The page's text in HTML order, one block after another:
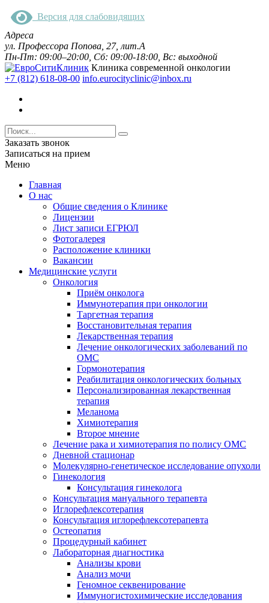
Версия для слабовидящих
Адреса
ул. Профессора Попова, 27, лит.А
Пн-Пт: 09:00–20:00, Сб: 09:00-18:00, Вс: выходной
Клиника современной онкологии
+7 (812) 618-08-00 info.eurocityclinic@inbox.ru
Заказать звонок
Записаться на прием
Меню
Главная
О нас
Общие сведения о Клинике
Лицензии
Лист записи ЕГРЮЛ
Фотогалерея
Расположение клиники
Вакансии
Медицинские услуги
Онкология
Приём онколога
Иммунотерапия при онкологии
Таргетная терапия
Восстановительная терапия
Лекарственная терапия
Лечение онкологических заболеваний по
ОМС
Гормонотерапия
Реабилитация онкологических больных
Персонализированная лекарственная
терапия
Меланома
Химиотерапия
Второе мнение
Лечение рака и химиотерапия по полису ОМС
Дневной стационар
Молекулярно-генетическое исследование опухоли
Гинекология
Консультация гинеколога
Консультация мануального терапевта
Иглорефлексотерапия
Консультация иглорефлексотерапевта
Остеопатия
Процедурный кабинет
Лабораторная диагностика
Анализы крови
Анализ мочи
Геномное секвенирование
Иммуногистохими­ческие исследования